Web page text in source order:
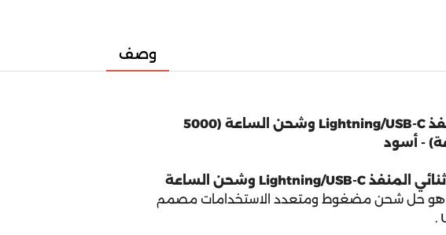
وصف
بنك طاقة محمول مزدوج المنفذ Lightning/USB-C وشحن الساعة (5000
الطاقة المحمول Engage ثنائي المنفذ Lightning/USB-C وشحن الساعة
هو حل شحن مضغوط ومتعدد الاستخدامات مصمم
.